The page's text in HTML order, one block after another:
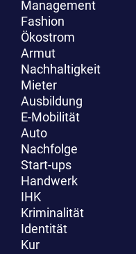
Management
Fashion
Ökostrom
Armut
Nachhaltigkeit
Mieter
Ausbildung
E-Mobilität
Auto
Nachfolge
Start-ups
Handwerk
IHK
Kriminalität
Identität
Kur